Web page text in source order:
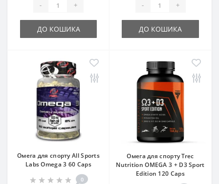
- +
ДО КОШИКА
- +
ДО КОШИКА
Омега для спорту All Sports
Labs Omega 3 60 Caps
0
Омега для спорту Trec
Nutrition OMEGA 3 + D3 Sport
Edition 120 Caps